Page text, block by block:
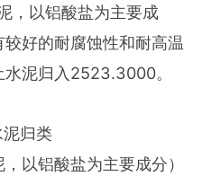
，以铝酸盐为主要成
好的耐腐蚀性和耐高温
泥归入2523.3000。
以铝酸盐为主要成分）